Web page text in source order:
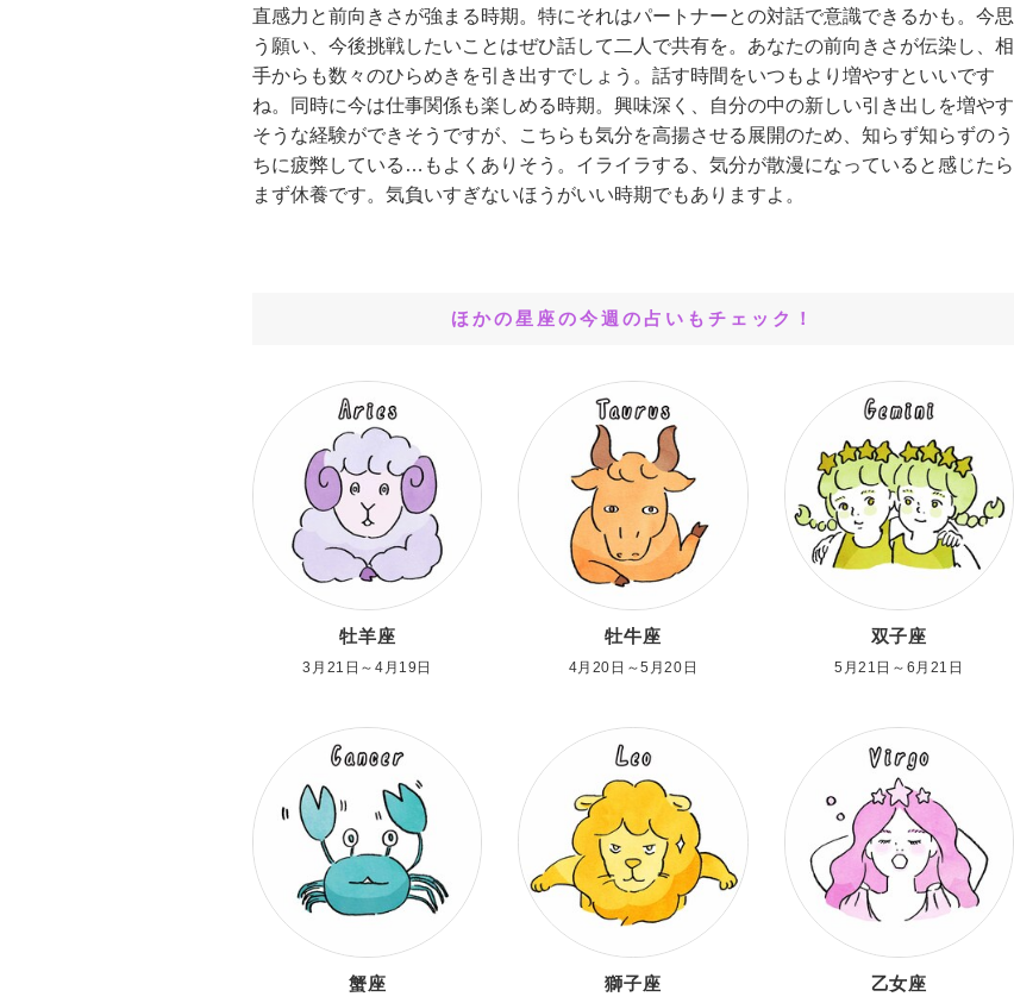
直感力と前向きさが強まる時期。特にそれはパートナーとの対話で意識できるかも。今思
う願い、今後挑戦したいことはぜひ話して二人で共有を。あなたの前向きさが伝染し、相
手からも数々のひらめきを引き出すでしょう。話す時間をいつもより増やすといいです
ね。同時に今は仕事関係も楽しめる時期。興味深く、自分の中の新しい引き出しを増やす
そうな経験ができそうですが、こちらも気分を高揚させる展開のため、知らず知らずのう
ちに疲弊している…もよくありそう。イライラする、気分が散漫になっていると感じたら
まず休養です。気負いすぎないほうがいい時期でもありますよ。
ほかの星座の今週の占いもチェック！
牡羊座
3月21日～4月19日
牡牛座
4月20日～5月20日
双子座
5月21日～6月21日
蟹座 獅子座 乙女座